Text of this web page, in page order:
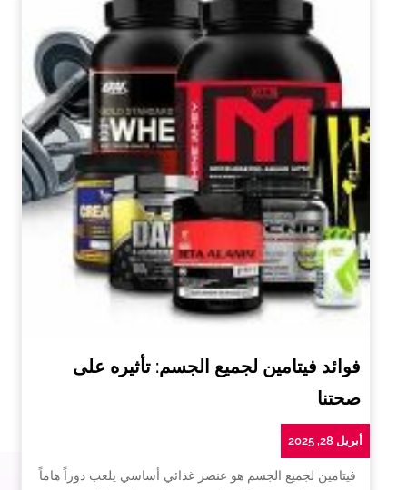
فوائد فيتامين لجميع الجسم: تأثيره على
صحتنا
أبريل 28, 2025
فيتامين لجميع الجسم هو عنصر غذائي أساسي يلعب دوراً هاماً